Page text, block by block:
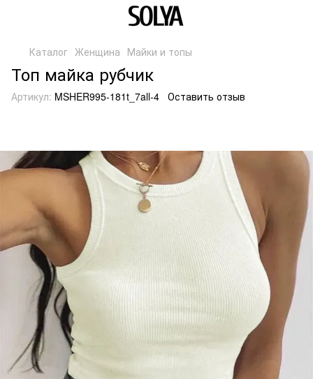
Каталог Женщина Майки и топы
Топ майка рубчик
Артикул: MSHER995-181t_7all-4 Оставить отзыв